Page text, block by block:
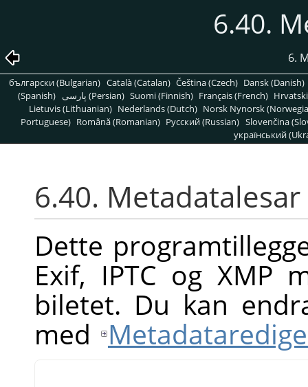
6.40.
6.
български (Bulgarian) Català (Catalan) Čeština (Czech) Dansk (Danish)
(Spanish)
پارسی (Persian) Suomi (Finnish) Français (French)
Lietuvis (Lithuanian) Nederlands (Dutch) Norsk Nynorsk
Portuguese) Română (Romanian) Pусский (Russian) Slovenčina
український
6.40. Metadatalesar
Dette
Exif, IPTC og XMP
biletet. Du kan
med